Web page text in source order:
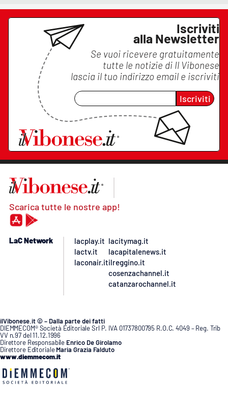
Iscriviti
alla Newsletter
Se vuoi ricevere gratuitamente
tutte le notizie di Il Vibonese
lascia il tuo indirizzo email e iscriviti
Iscriviti
Scarica tutte le nostre app!
LaC Network
lacplay.it
lactv.it
laconair.it
lacitymag.it
lacapitalenews.it
ilreggino.it
cosenzachannel.it
catanzarochannel.it
ilVibonese.it © – Dalla parte dei fatti
DIEMMECOM® Società Editoriale Srl P. IVA 01737800795 R.O.C. 4049 – Reg. Trib
VV n.97 del 11.12.1996
Direttore Responsabile Enrico De Girolamo
Direttore Editoriale Maria Grazia Falduto
www.diemmecom.it